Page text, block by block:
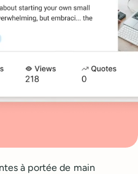
à portée de main